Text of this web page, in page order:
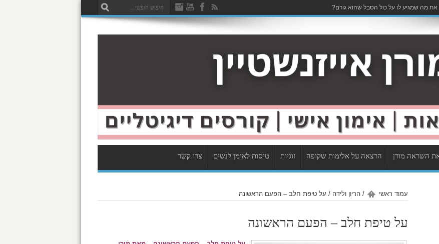
מה שמגיע לו על כול הסבל שהוא גורם?
השראה מורן הרצאה על אלימות שקופה זוגיות טיסות לאומן לנשים צרו קשר
עמוד ראשי /הריון ולידה / על טיפת חלב – הפעם הראשונה
על טיפת חלב – הפעם הראשונה